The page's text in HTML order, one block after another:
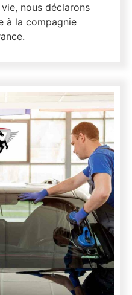
nous déclarons
à la compagnie